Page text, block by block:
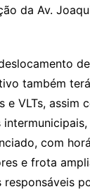
da Av.
também
e VLTs, assim
com
e frota
responsáveis